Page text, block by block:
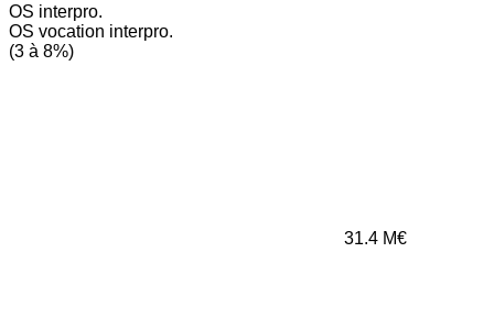
OS interpro.
OS vocation interpro.
(3 à 8%)
31.4 M€